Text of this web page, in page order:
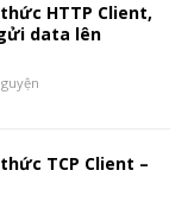
thức HTTP Client,
data lên
thức TCP Client –